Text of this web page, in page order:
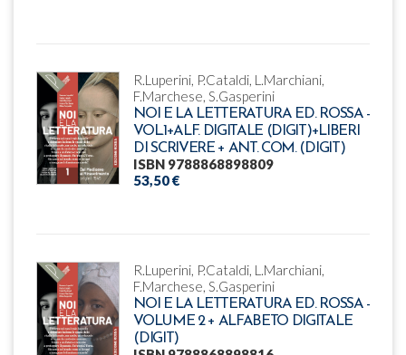
R.Luperini, P.Cataldi, L.Marchiani,
F.Marchese, S.Gasperini
NOI E LA LETTERATURA ED. ROSSA -
VOL.1+ALF. DIGITALE (DIGIT)+LIBERI
DI SCRIVERE + ANT. COM. (DIGIT)
ISBN 9788868898809
53,50 €
R.Luperini, P.Cataldi, L.Marchiani,
F.Marchese, S.Gasperini
NOI E LA LETTERATURA ED. ROSSA -
VOLUME 2 + ALFABETO DIGITALE
(DIGIT)